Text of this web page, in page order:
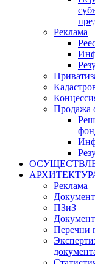
Реклама
Продажа
Реклама
ПЗиЗ
Перечни